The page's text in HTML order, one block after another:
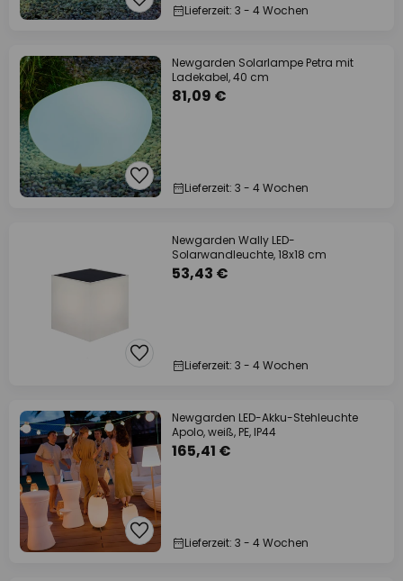
Lieferzeit: 3 - 4 Wochen
Newgarden Solarlampe Petra mit
Ladekabel, 40 cm
81,09 €
Lieferzeit: 3 - 4 Wochen
Newgarden Wally LED-
Solarwandleuchte, 18x18 cm
53,43 €
Lieferzeit: 3 - 4 Wochen
Newgarden LED-Akku-Stehleuchte
Apolo, weiß, PE, IP44
165,41 €
Lieferzeit: 3 - 4 Wochen